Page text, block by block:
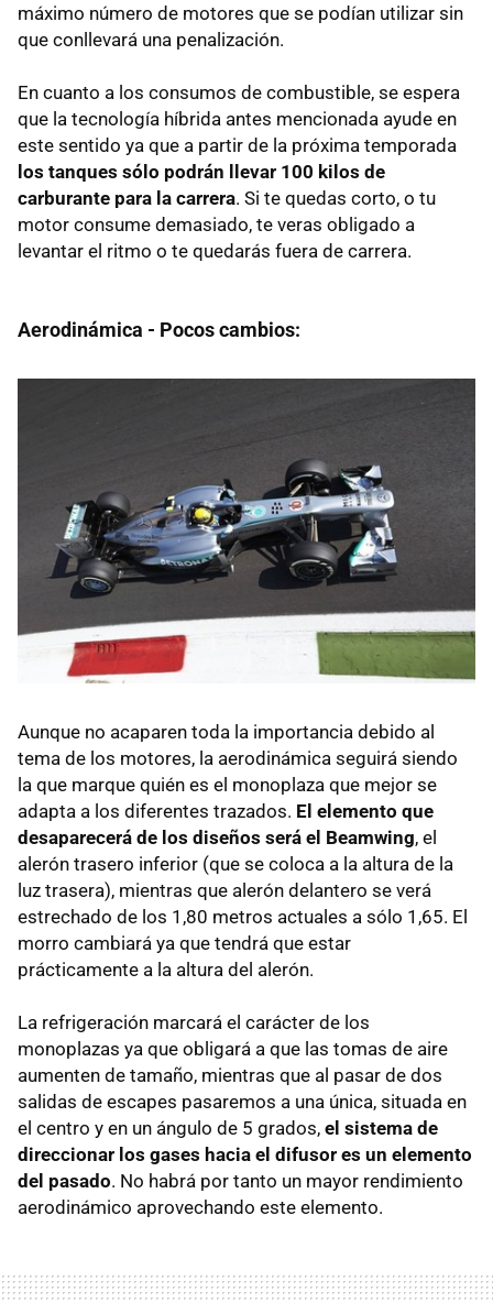
máximo número de motores que se podían utilizar sin
que conllevará una penalización.
En cuanto a los consumos de combustible, se espera
que la tecnología híbrida antes mencionada ayude en
este sentido ya que a partir de la próxima temporada
los tanques sólo podrán llevar 100 kilos de
carburante para la carrera. Si te quedas corto, o tu
motor consume demasiado, te veras obligado a
levantar el ritmo o te quedarás fuera de carrera.
Aerodinámica - Pocos cambios:
Aunque no acaparen toda la importancia debido al
tema de los motores, la aerodinámica seguirá siendo
la que marque quién es el monoplaza que mejor se
adapta a los diferentes trazados. El elemento que
desaparecerá de los diseños será el Beamwing, el
alerón trasero inferior (que se coloca a la altura de la
luz trasera), mientras que alerón delantero se verá
estrechado de los 1,80 metros actuales a sólo 1,65. El
morro cambiará ya que tendrá que estar
prácticamente a la altura del alerón.
La refrigeración marcará el carácter de los
monoplazas ya que obligará a que las tomas de aire
aumenten de tamaño, mientras que al pasar de dos
salidas de escapes pasaremos a una única, situada en
el centro y en un ángulo de 5 grados, el sistema de
direccionar los gases hacia el difusor es un elemento
del pasado. No habrá por tanto un mayor rendimiento
aerodinámico aprovechando este elemento.